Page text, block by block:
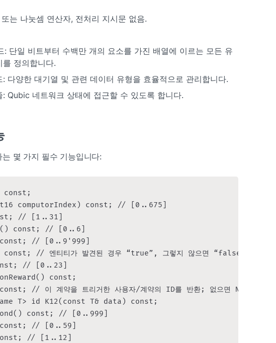
는 나눗셈 연산자, 전처리 지시문 없음.
: 단일 비트부터 수백만 개의 요소를 가진 배열에 이르는 모든 유
정의합니다.
: 다양한 대기열 및 관련 데이터 유형을 효율적으로 관리합니다.
: Qubic 네트워크 상태에 접근할 수 있도록 합니다.
몇 가지 필수 기능입니다:
computorIndex) const; // [0..675]
// [1..31]
const; // [0..6]
// [0..9'999]
// 엔티티가 발견된 경우 “true”, 그렇지 않으면 “false”를 반환
// [0..23]
const;
// 이 계약을 트리거한 사용자/계약의 ID를 반환; 없으면 NULL_ID 반
T> id K12(const T& data) const;
const; // [0..999]
// [0..59]
// [1..12]